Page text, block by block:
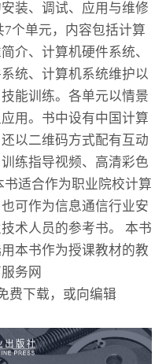
装、调试、应用与维修
个单元，内容包括计算
介、计算机硬件系统、
统、计算机系统维护以
能训练。各单元以情景
用。书中设有中国计算
以二维码方式配有互动
练指导视频、高清彩色
适合作为职业院校计算
可作为信息通信行业安
术人员的参考书。 本书
本书作为授课教材的教
务网
费下载，或向编辑